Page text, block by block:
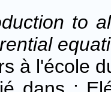
to
à l'école